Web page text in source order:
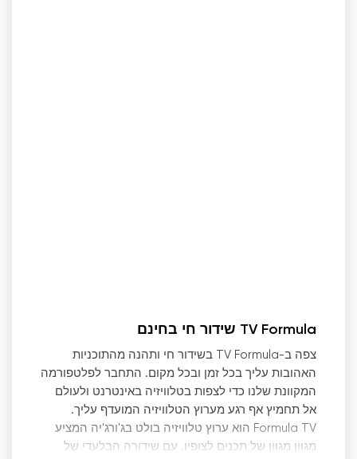
TV Formula שידור חי בחינם
צפה ב-TV Formula בשידור חי ותהנה מהתוכניות
האהובות עליך בכל זמן ובכל מקום. התחבר לפלטפורמה
המקוונת שלנו כדי לצפות בטלוויזיה באינטרנט ולעולם
אל תחמיץ אף רגע מערוץ הטלוויזיה המועדף עליך.
Formula TV הוא ערוץ טלוויזיה בולט בג
'ורג'יה המציע
מגוון מגוון של תכנים לצופיו. עם שידורה הבלעדי של